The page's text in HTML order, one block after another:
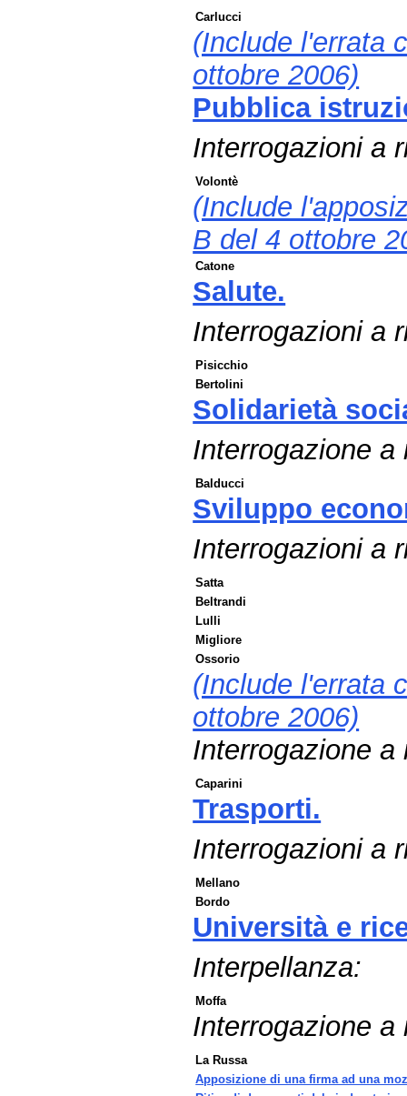
Carlucci
(Include l'errata
ottobre 2006)
Pubblica
Interrogazioni a
Volontè
(Include
B del 4 ottobre
Catone
Salute.
Interrogazioni a
Pisicchio
Bertolini
Solidarietà
Interrogazione
Balducci
Sviluppo
Interrogazioni a
Satta
Beltrandi
Lulli
Migliore
Ossorio
(Include l'errata
ottobre 2006)
Interrogazione a
Caparini
Trasporti.
Interrogazioni a
Mellano
Bordo
Università e
Interpellanza:
Moffa
Interrogazione
La Russa
Apposizione di una firma ad una